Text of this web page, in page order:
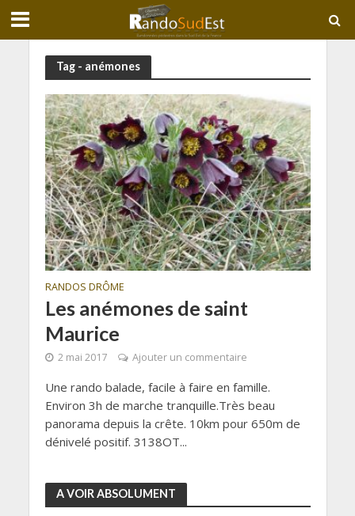
Tag - anémones
RANDOS DRÔME
Les anémones de saint
Maurice
2 mai 2017 Ajouter un commentaire
Une rando balade, facile à faire en famille.
Environ 3h de marche tranquille.Très beau
panorama depuis la crête. 10km pour 650m de
dénivelé positif. 3138OT...
A VOIR ABSOLUMENT